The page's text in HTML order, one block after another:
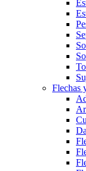
Flechas